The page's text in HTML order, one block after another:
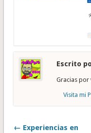
Escrito
Gracias por
Visita mi
← Experiencias en